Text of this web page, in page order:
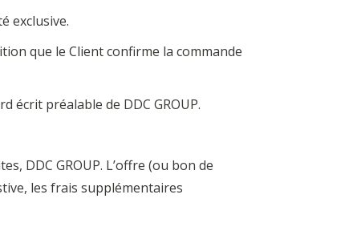
exclusive.
que le Client confirme la commande
écrit préalable de DDC GROUP.
DDC GROUP. L’offre (ou bon de
les frais supplémentaires